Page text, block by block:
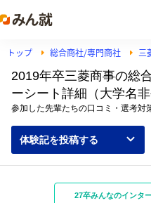
トップ 総合商社/専門商社 三
2019年卒三菱商事の総
ーシート詳細（大学名
参加した先輩たちの口コミ・選考対
体験記を投稿する
27卒みんなのインタ